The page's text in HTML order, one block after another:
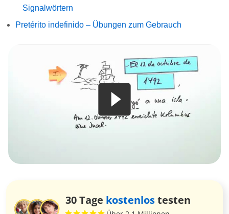
Signalwörtern
Pretérito indefinido – Übungen zum Gebrauch
30 Tage kostenlostesten